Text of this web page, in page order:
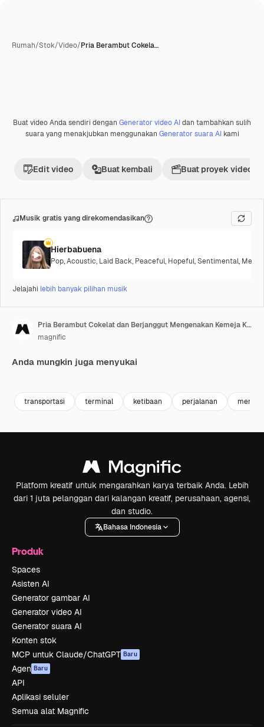
Rumah/Stok/Video/Pria Berambut Cokela…
Buat video Anda sendiri dengan Generator video AIdan tambahkan sulih
suara yang menakjubkan menggunakan Generator suara AIkami
Edit video Buat kembali Buat proyek video
Musik gratis yang direkomendasikan
Hierbabuena
Pop,Acoustic, Laid Back, Peaceful, Hopeful,Sentimental,
Jelajahi lebih banyak pilihan musik
Pria Berambut Cokelat dan Berjanggut Mengenakan Kemeja Krem Berjalan dengan Troli Bagasi di Bandara Internasional
magnific
Anda mungkin juga menyukai
transportasi terminal ketibaan perjalanan
Platform kreatif untuk mengarahkan karya terbaik Anda. Lebih
dari 1 juta pelanggan dari kalangan kreatif, perusahaan, agensi,
dan studio.
Bahasa Indonesia
Produk
Spaces
Asisten AI
Generator gambar AI
Generator video AI
Generator suara AI
Konten stok
MCP untuk Claude/ChatGPT Baru
Agen Baru
API
Aplikasi seluler
Semua alat Magnific